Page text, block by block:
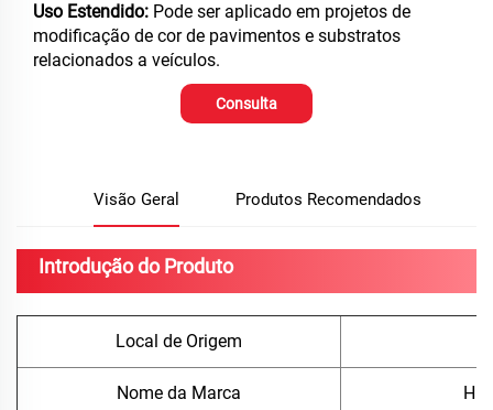
Uso Estendido: Pode ser aplicado em projetos de
modificação de cor de pavimentos e substratos
relacionados a veículos.
Consulta
Visão Geral Produtos Recomendados
Introdução do Produto
Local de Origem
Nome da Marca